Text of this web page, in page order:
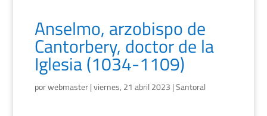
Anselmo, arzobispo de
Cantorbery, doctor de la
Iglesia (1034-1109)
porwebmaster|viernes, 21 abril 2023 |Santoral